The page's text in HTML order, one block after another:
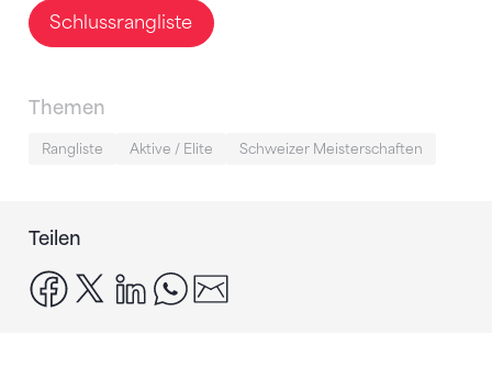
Schlussrangliste
Themen
Rangliste Aktive / Elite Schweizer Meisterschaften
Teilen
facebook
x linkedinwhatsapp